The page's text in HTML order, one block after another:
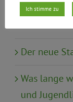
Der neue
Was lange
und
Ich stimme zu